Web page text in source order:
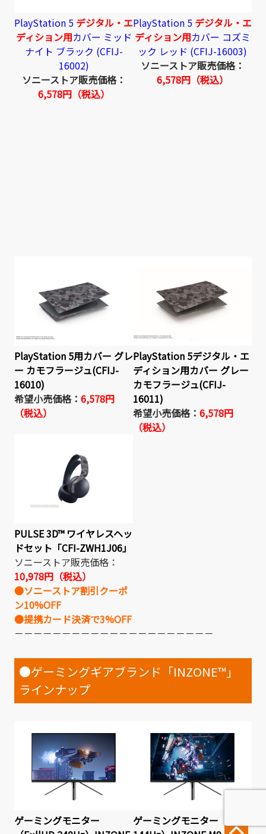
PlayStation 5 デジタル・エ
ディション用カバー ミッド
ナイト ブラック (CFIJ-
16002)
ソニーストア販売価格：
6,578円（税込）
PlayStation 5 デジタル・エ
ディション用カバー コズミ
ック レッド (CFIJ-16003)
ソニーストア販売価格：
6,578円（税込）
PlayStation 5用カバー グレ
ー カモフラージュ(CFIJ-
16010)
希望小売価格： 6,578円
（税込）
PlayStation 5デジタル・エ
ディション用カバー グレー
カモフラージュ(CFIJ-
16011)
希望小売価格： 6,578円
（税込）
PULSE 3D™ ワイヤレスヘッ
ドセット「CFI-ZWH1J06」
ソニーストア販売価格：
10,978円（税込）
●ソニーストア割引クーポ
ン10%OFF
●提携カード決済で3%OFF
－－－－－－－－－－－－－－－－－－－－－
●ゲーミングギアブランド「INZONE™」
ラインナップ
ゲーミングモニター
ゲーミングモニター（4K